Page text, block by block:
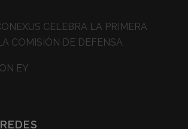
CELEBRA LA PRIMERA
COMISIÓN DE DEFENSA
EY